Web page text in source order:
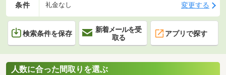
条件 礼金なし 変更する
検索条件を保存
新着メールを受
取る
アプリで探す
人数に合った間取りを選ぶ